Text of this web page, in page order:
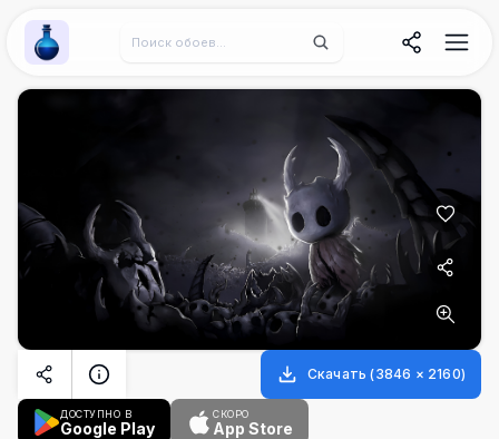
Wallpaper Alchemy
Скачать (3846 × 2160)
ДОСТУПНО В
Google Play
СКОРО
App Store